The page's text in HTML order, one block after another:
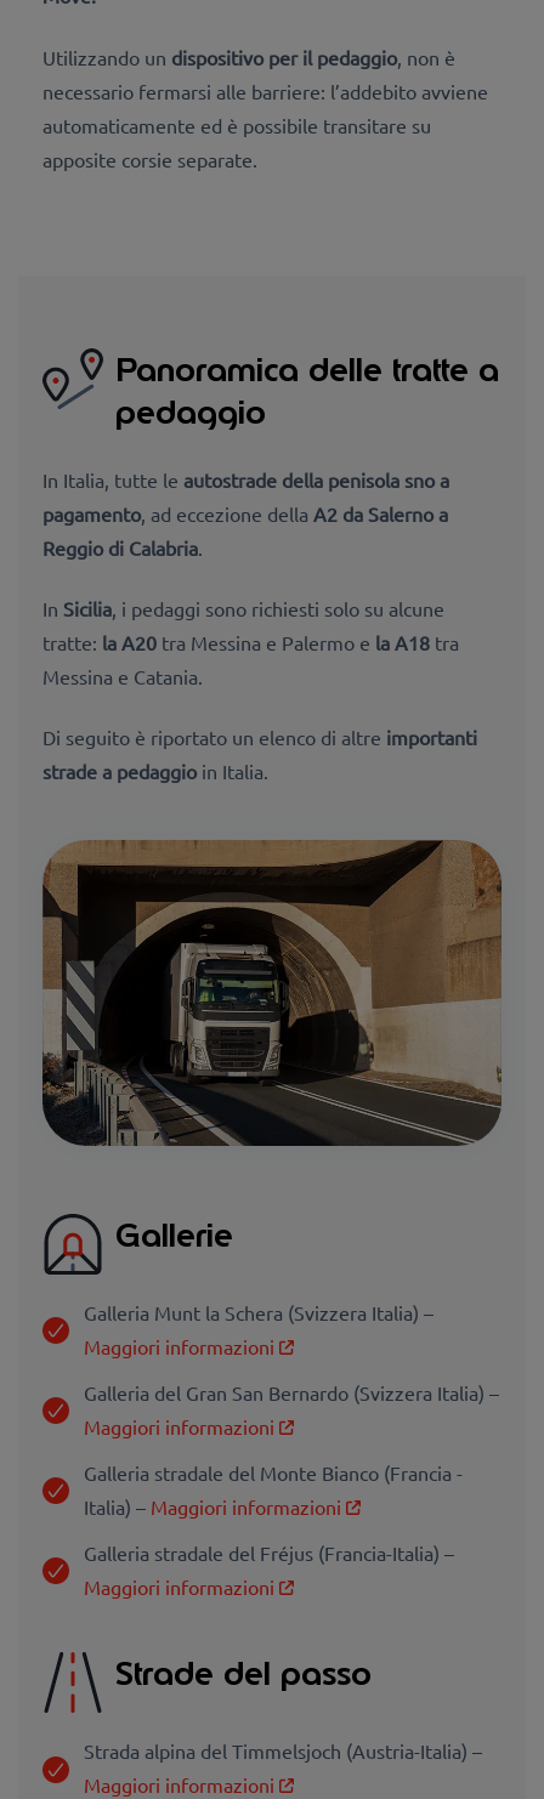
Utilizzando un dispositivo per il pedaggio, non è
necessario fermarsi alle barriere: l’addebito avviene
automaticamente ed è possibile transitare su
apposite corsie separate.
Panoramica delle tratte a
pedaggio
In Italia, tutte le autostrade della penisola sno a
pagamento , ad eccezione della A2 da Salerno a
Reggio di Calabria
In Sicilia , i pedaggi sono richiesti solo su alcune
tratte: la A20 tra Messina e Palermo e la A18 tra
Messina e Catania.
Di seguito è riportato un elenco di altre importanti
strade a pedaggio in Italia.
Gallerie
Galleria Munt la Schera (Svizzera Italia) –
Maggiori informazioni
Galleria del Gran San Bernardo (Svizzera Italia) –
Maggiori informazioni
Galleria stradale del Monte Bianco (Francia -
Italia) – Maggiori informazioni
Galleria stradale del Fréjus (Francia-Italia) –
Maggiori informazioni
Strade del passo
Strada alpina del Timmelsjoch (Austria-Italia) –
Maggiori informazioni